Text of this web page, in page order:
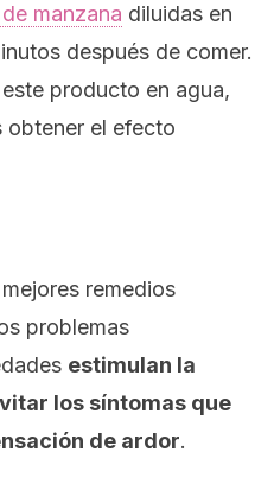
manzana diluidas en
después de comer.
producto en agua,
obtener el efecto
remedios
problemas
estimulan la
los síntomas que
de ardor.